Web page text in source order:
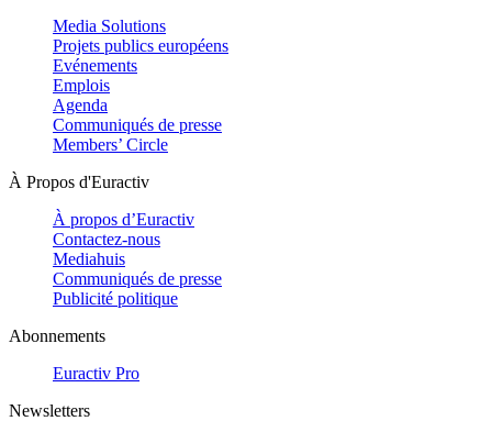
Media Solutions
Projets publics européens
Evénements
Emplois
Agenda
Communiqués de presse
Members’ Circle
À Propos d'Euractiv
À propos d’Euractiv
Contactez-nous
Mediahuis
Communiqués de presse
Publicité politique
Abonnements
Euractiv Pro
Newsletters